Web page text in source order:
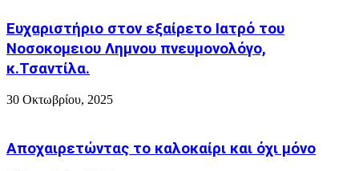
άγνωστη
πτυχή
της!
Ευχαριστήριο στον εξαίρετο Ιατρό του
Νοσοκομειου Λημνου πνευμονολόγο,
κ.Τσαντίλα.
30 Οκτωβρίου, 2025
Αποχαιρετώντας το καλοκαίρι και όχι μόνο